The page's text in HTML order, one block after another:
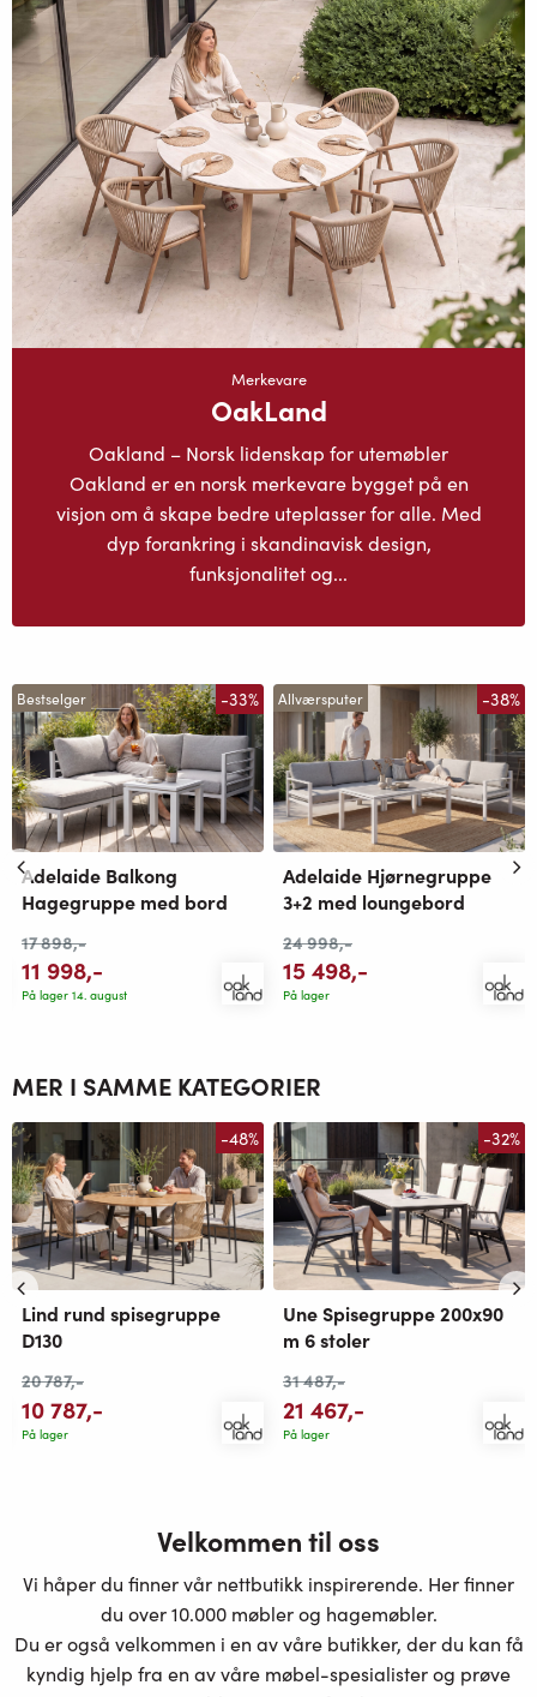
Merkevare
OakLand
Oakland – Norsk lidenskap for utemøbler
Oakland er en norsk merkevare bygget på en
visjon om å skape bedre uteplasser for alle. Med
dyp forankring i skandinavisk design,
funksjonalitet og...
Bestselger -33%
Adelaide Balkong
Hagegruppe med bord
17 898,-
11 998,-
På lager 14. august
Allværsputer -38%
Adelaide Hjørnegruppe
3+2 med loungebord
24 998,-
15 498,-
På lager
MER I SAMME KATEGORIER
-48%
Lind rund spisegruppe
D130
20 787,-
10 787,-
På lager
-32%
Une Spisegruppe 200x90
m 6 stoler
31 487,-
21 467,-
På lager
Velkommen til oss
Vi håper du finner vår nettbutikk inspirerende. Her finner
du over 10.000 møbler og hagemøbler.
Du er også velkommen i en av våre butikker, der du kan få
kyndig hjelp fra en av våre møbel-spesialister og prøve